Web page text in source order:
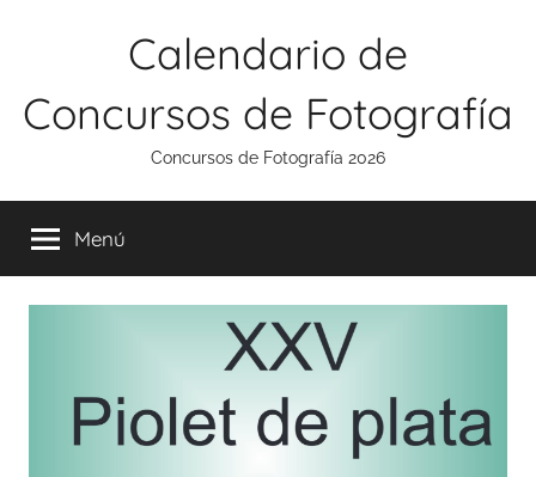
Calendario de
Concursos de Fotografía
Concursos de Fotografía 2026
Menú